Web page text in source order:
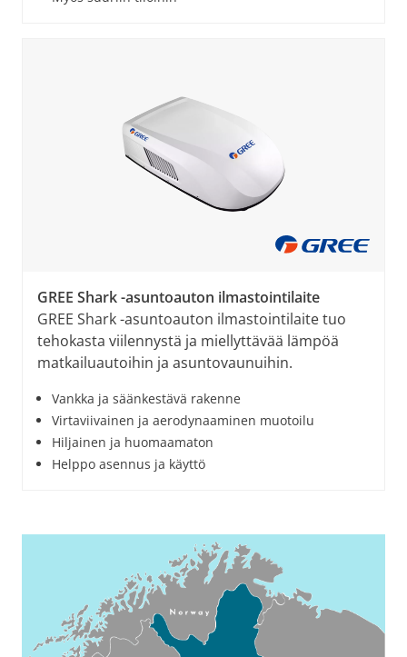
GREE Shark -asuntoauton ilmastointilaite
GREE Shark -asuntoauton ilmastointilaite tuo
tehokasta viilennystä ja miellyttävää lämpöä
matkailuautoihin ja asuntovaunuihin.
Vankka ja säänkestävä rakenne
Virtaviivainen ja aerodynaaminen muotoilu
Hiljainen ja huomaamaton
Helppo asennus ja käyttö